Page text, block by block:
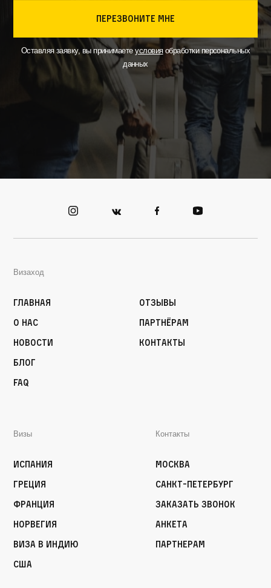
перезвоните мне
Оставляя заявку, вы принимаетеусловияобработки персональных
данных
Визаход
Главная
О нас
Новости
Блог
FAQ
Отзывы
Партнёрам
Контакты
Визы
Испания
Греция
Франция
Норвегия
Виза в Индию
США
Контакты
Москва
Санкт-Петербург
Заказать звонок
Анкета
Партнерам